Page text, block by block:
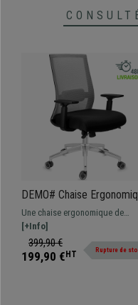
DEMO# Chaise
NIXON, Support Lombaire,
Piétement Métallique,
Utilisation 8H, en Gris
Une chaise ergonomique de
qualité avec soutien lombaire.
Fabriquée avec des matériaux de
qualité. Piétement métallique et
[+Info]
399,90 €
199,90 € HT Rupture de